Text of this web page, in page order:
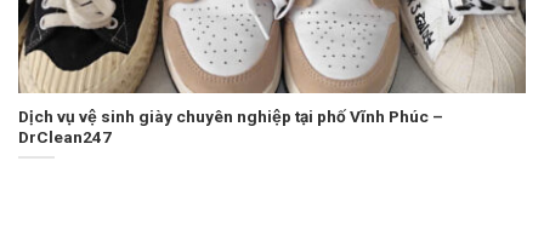
Dịch vụ vệ sinh giày chuyên nghiệp tại phố Vĩnh Phúc –
DrClean247